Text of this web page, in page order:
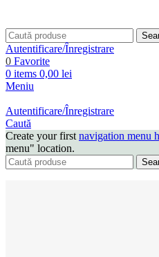
Autentificare/Înregistrare
0 Favorite
0 items 0,00 lei
Meniu
Autentificare/Înregistrare
Caută
Create your first navigation menu
menu" location.